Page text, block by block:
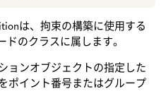
は、拘束の構築に使用する
ドのクラスに属します。
ョンオブジェクトの指定した
ポイント番号またはグループ